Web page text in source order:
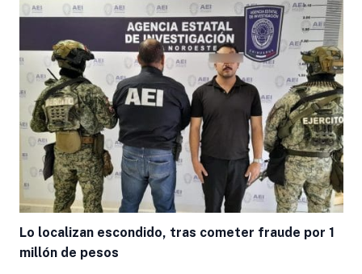
Lo localizan escondido, tras cometer fraude por 1
millón de pesos